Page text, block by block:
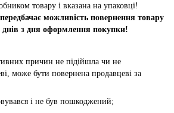
товару і вказана на упаковці!
можливість повернення товару
днів з дня оформлення покупки!
причин не підійшла чи не
може бути повернена продавцеві за
і не був пошкоджений;